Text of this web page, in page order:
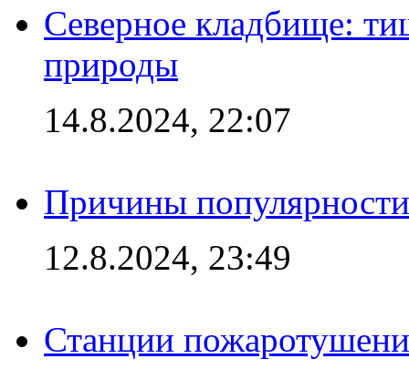
Северное кладбище:
природы
14.8.2024, 22:07
Причины
12.8.2024, 23:49
Станции